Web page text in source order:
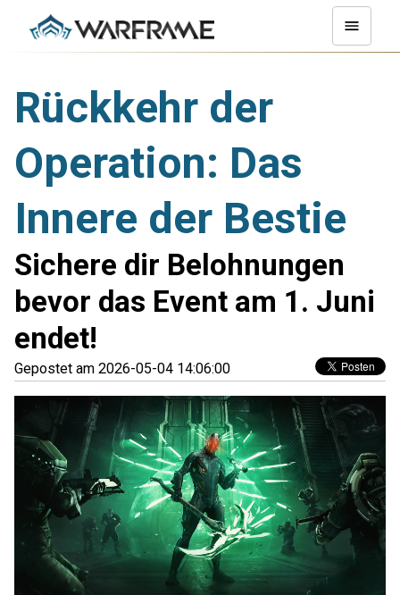
Rückkehr der
Operation: Das
Innere der Bestie
Sichere dir Belohnungen
bevor das Event am 1. Juni
endet!
Gepostet am 2026-05-04 14:06:00